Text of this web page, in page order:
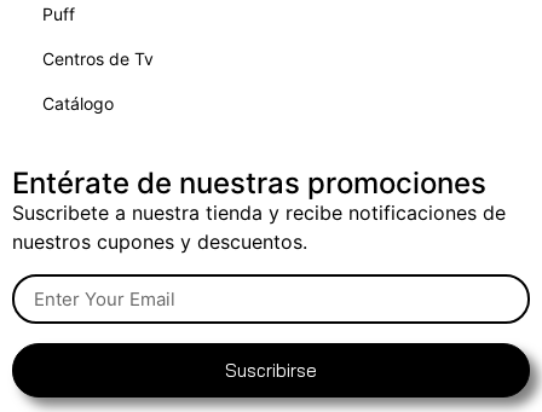
Puff
Centros de Tv
Catálogo
Entérate de nuestras promociones
Suscribete a nuestra tienda y recibe notificaciones de
nuestros cupones y descuentos.
Suscribirse